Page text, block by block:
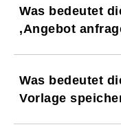
Was bedeutet
‚Angebot
Was bedeutet
Vorlage